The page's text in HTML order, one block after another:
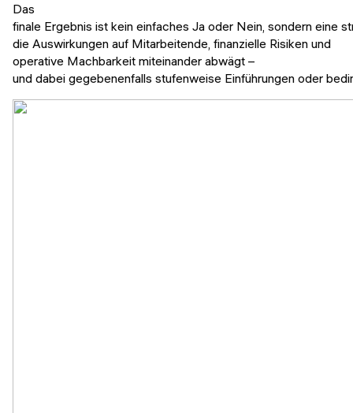
Das
finale Ergebnis ist kein einfaches Ja oder Nein, sondern eine
die Auswirkungen auf Mitarbeitende, finanzielle Risiken und
operative Machbarkeit miteinander abwägt –
und dabei gegebenenfalls stufenweise Einführungen oder